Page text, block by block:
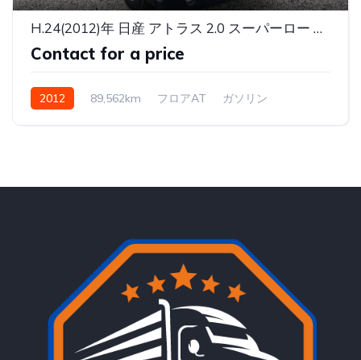
H.24(2012)年 日産 アトラス 2.0 スーパーロー DX ヒラボディ シルバー
Contact for a price
2012 89,562km フロアAT ガソリン